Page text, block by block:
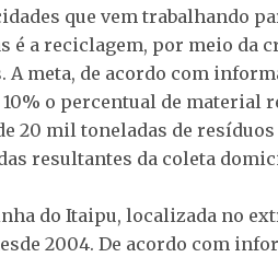
que vem trabalhando
é a reciclagem, por meio da
A meta, de acordo com
o percentual de material
20 mil toneladas de
resultantes da coleta
do Itaipu, localizada no
2004. De acordo com